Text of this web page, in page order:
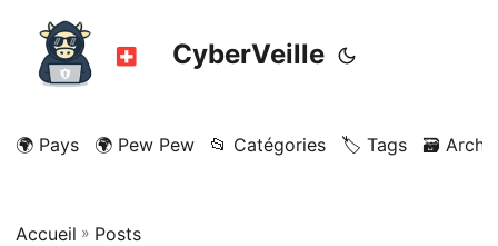
CyberVeille
🌍 Pays 🌍 Pew Pew 📂 Catégories 🏷️ Tags 🗃️
Accueil » Posts